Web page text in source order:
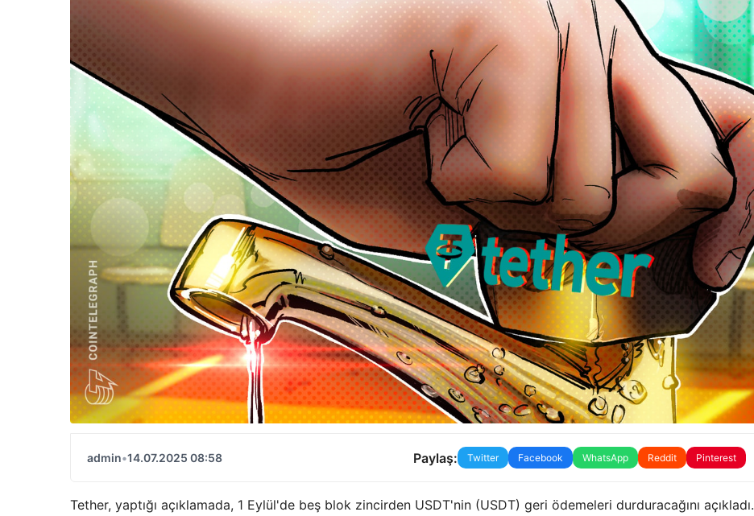
admin•14.07.2025 08:58 Paylaş: Twitter Facebook WhatsApp Reddit Pinterest
Tether, yaptığı açıklamada, 1 Eylül'de beş blok zincirden USDT'nin (USDT) geri ödemeleri durduracağını açıkladı.